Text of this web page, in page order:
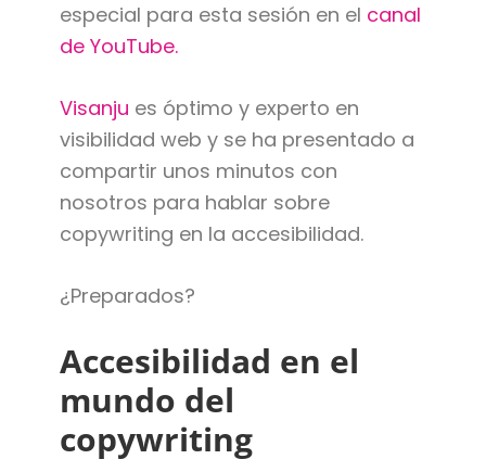
especial para esta sesión en el canal
de YouTube.
Visanju es óptimo y experto en
visibilidad web y se ha presentado a
compartir unos minutos con
nosotros para hablar sobre
copywriting en la accesibilidad.
¿Preparados?
Accesibilidad en el
mundo del
copywriting